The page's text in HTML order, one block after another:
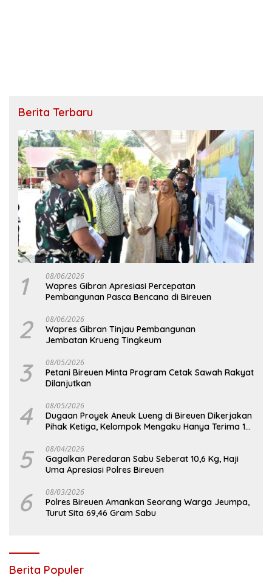
Berita Terbaru
1 08/06/2026
Wapres Gibran Apresiasi Percepatan
Pembangunan Pasca Bencana di Bireuen
2 08/06/2026
Wapres Gibran Tinjau Pembangunan
Jembatan Krueng Tingkeum
3 08/05/2026
Petani Bireuen Minta Program Cetak Sawah Rakyat
Dilanjutkan
4 08/05/2026
Dugaan Proyek Aneuk Lueng di Bireuen Dikerjakan
Pihak Ketiga, Kelompok Mengaku Hanya Terima 10
5 08/04/2026
Gagalkan Peredaran Sabu Seberat 10,6 Kg, Haji
Uma Apresiasi Polres Bireuen
6 08/03/2026
Polres Bireuen Amankan Seorang Warga Jeumpa,
Turut Sita 69,46 Gram Sabu
Berita Populer